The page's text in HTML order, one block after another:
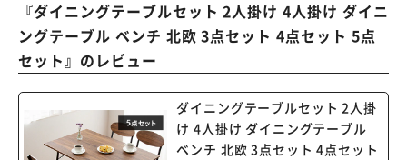
『ダイニングテーブルセット 2人掛け 4人掛け ダイニ
ングテーブル ベンチ 北欧 3点セット 4点セット 5点
セット』のレビュー
ダイニングテーブルセット 2人掛
け 4人掛け ダイニングテーブル
ベンチ 北欧 3点セット 4点セット